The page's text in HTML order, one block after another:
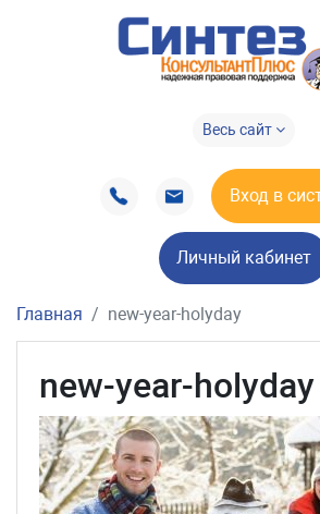
Весь сайт
Вход в
Личный кабинет
Главная new-year-holyday
new-year-holyday